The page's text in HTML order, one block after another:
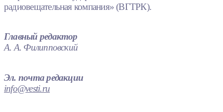
радиовещательная компания» (ВГТРК).
Главный редактор
А. А. Филипповский
Эл. почта редакции
info@vesti.ru